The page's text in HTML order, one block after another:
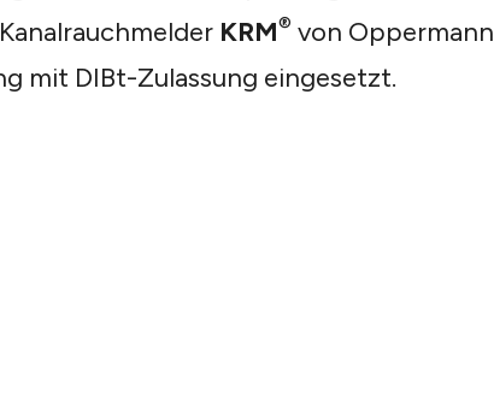
KRM® von Oppermann
mit DIBt-Zulassung eingesetzt.